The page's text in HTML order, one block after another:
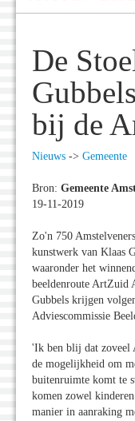
De
bij de
Nieuws -> Gemeente
Bron: Gemeente
19-11-2019
Zo'n 750
kunstwerk van Klaas
waaronder het
beeldenroute ArtZuid
Gubbels krijgen
Adviescommissie
'Ik ben blij dat zoveel
de mogelijkheid om
buitenruimte komt te
komen zowel
manier in aanraking